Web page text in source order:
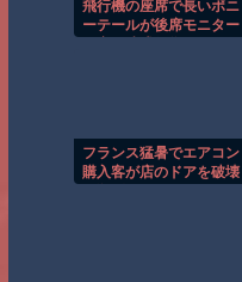
飛行機の座席で長いポニ
ーテールが後席モニター
フランス猛暑でエアコン
購入客が店のドアを破壊